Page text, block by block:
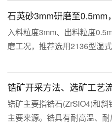
入料粒度3mm、出料粒度
磨工况，推荐选用2136型湿式
锆矿开采方法、选矿工艺
锆矿主要指锆石(ZrSiO4)和
主要来源。锆具有耐高温、
应用涉及核工业、陶瓷、耐